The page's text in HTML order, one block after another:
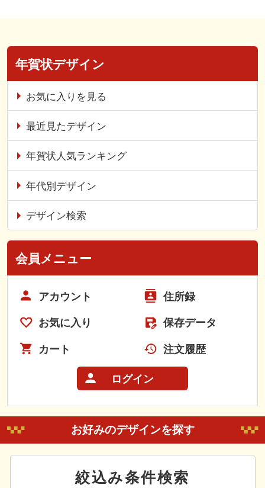
年賀状デザイン
お気に入りを見る
最近見たデザイン
年賀状人気ランキング
年代別デザイン
デザイン検索
会員メニュー
アカウント 住所録
お気に入り 保存データ
カート 注文履歴
ログイン
お好みのデザインを探す
絞込み条件検索